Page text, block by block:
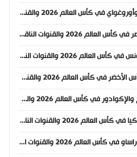
موعد مباراة السعودية وأوروغواي في كأس العالم 2026 والقنوات الناقلة
موعد مباراة بلجيكا ومصر في كأس العالم 2026 والقنوات الناقلة
موعد مباراة السويد وتونس في كأس العالم 2026 والقنوات الناقلة
موعد مباراة إسبانيا والرأس الأخضر في كأس العالم 2026 والقنوات الناقلة
موعد مباراة ساحل العاج والإكوادور في كأس العالم 2026 والقنوات الناقلة
موعد مباراة أستراليا وتركيا في كأس العالم 2026 والقنوات الناقلة
موعد مباراة ألمانيا وكوراساو في كأس العالم 2026 والقنوات الناقلة